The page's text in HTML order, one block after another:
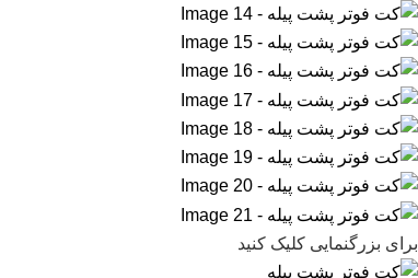
برای بزرگنمایی کلیک کنید